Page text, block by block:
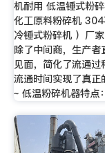
机耐用 低温锤式粉
化工原料粉碎机
冷锤式粉碎机 ）厂
除了中间商，生产者
见面，简化了流通过
流通时间实现了真正
~ 低温粉碎机器特点：